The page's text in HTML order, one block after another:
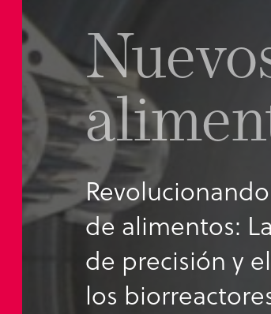
de alimentos:
de precisión y
los